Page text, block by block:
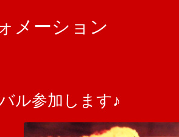
メーション
ル参加します♪